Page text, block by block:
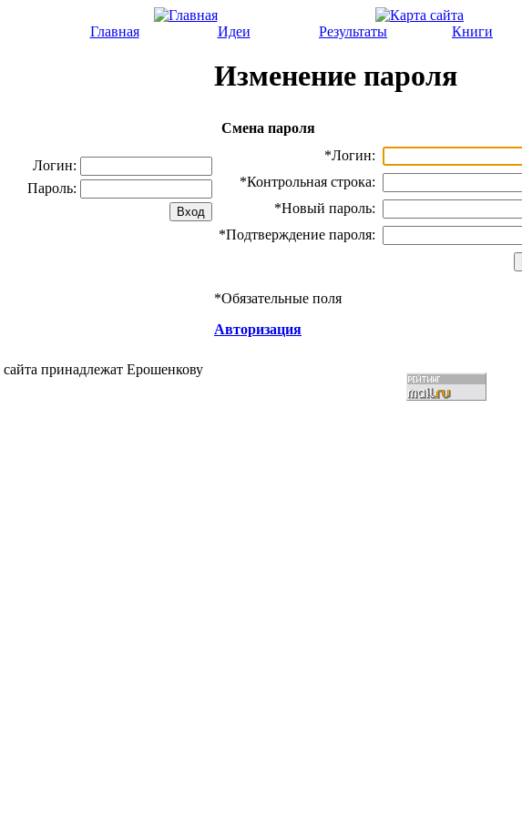
Главная Идеи Результаты Книги
Логин:
Пароль:
Изменение пароля
Смена пароля
*Логин:
*Контрольная строка:
*Новый пароль:
*Подтверждение пароля:
*Обязательные поля
Авторизация
принадлежат Ерошенкову